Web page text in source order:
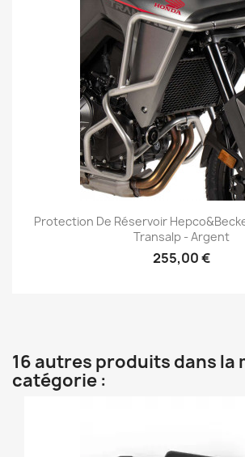
Protection De Réservoir
Transalp - Argent
255,00 €
16 autres produits dans la
catégorie :